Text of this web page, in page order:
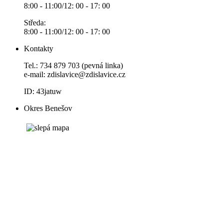
8:00 - 11:00/12: 00 - 17: 00
Středa:
8:00 - 11:00/12: 00 - 17: 00
Kontakty
Tel.: 734 879 703 (pevná linka)
e-mail: zdislavice@zdislavice.cz
ID: 43jatuw
Okres Benešov